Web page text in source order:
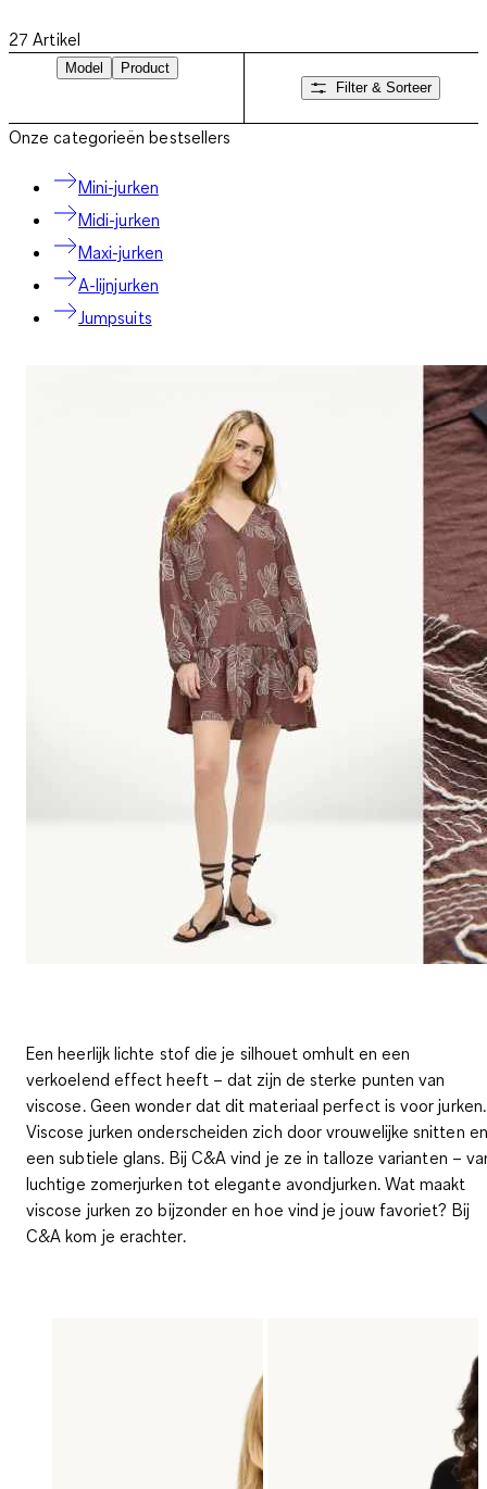
27 Artikel
Model
Product
Filter & Sorteer
Onze categorieën bestsellers
Mini-jurken
Midi-jurken
Maxi-jurken
A-lijnjurken
Jumpsuits
Een heerlijk lichte stof die je silhouet omhult en een
verkoelend effect heeft – dat zijn de sterke punten van
viscose. Geen wonder dat dit materiaal perfect is voor jurken.
Viscose jurken onderscheiden zich door vrouwelijke snitten en
een subtiele glans. Bij C&A vind je ze in talloze varianten –
luchtige zomerjurken tot elegante avondjurken. Wat maakt
viscose jurken zo bijzonder en hoe vind je jouw favoriet? Bij
C&A kom je erachter.